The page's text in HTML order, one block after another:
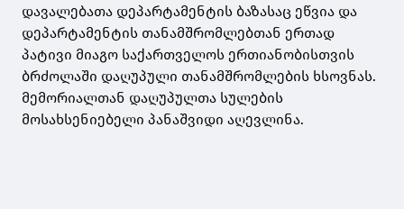
დავალებათა დეპარტამენტის ბაზასაც ეწვია და
დეპარტამენტის თანამშრომლებთან ერთად
პატივი მიაგო საქართველოს ერთიანობისთვის
ბრძოლაში დაღუპული თანამშრომლების ხსოვნას.
მემორიალთან დაღუპულთა სულების
მოსახსენიებელი პანაშვიდი აღევლინა.